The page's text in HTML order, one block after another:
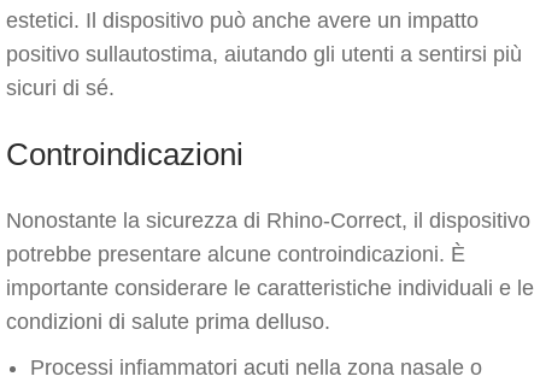
estetici. Il dispositivo può anche avere un impatto
positivo sullautostima, aiutando gli utenti a sentirsi più
sicuri di sé.
Controindicazioni
Nonostante la sicurezza di Rhino-Correct, il dispositivo
potrebbe presentare alcune controindicazioni. È
importante considerare le caratteristiche individuali e le
condizioni di salute prima delluso.
Processi infiammatori acuti nella zona nasale o